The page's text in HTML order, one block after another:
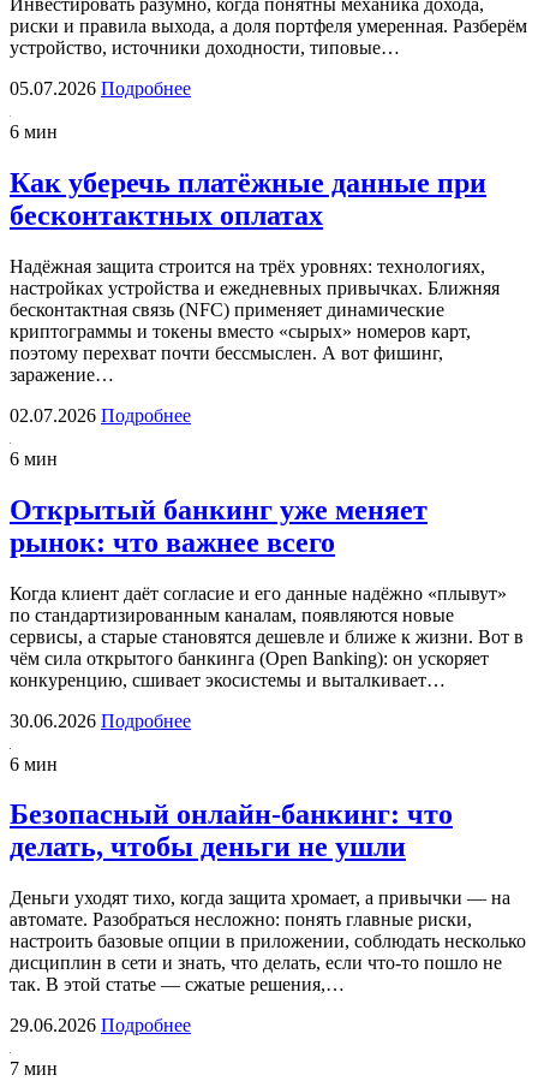
риски и правила выхода, а доля портфеля умеренная. Разберём
устройство, источники доходности, типовые…
05.07.2026 Подробнее
6 мин
Как уберечь платёжные данные при
бесконтактных оплатах
Надёжная защита строится на трёх уровнях: технологиях,
настройках устройства и ежедневных привычках. Ближняя
бесконтактная связь (NFC) применяет динамические
криптограммы и токены вместо «сырых» номеров карт,
поэтому перехват почти бессмыслен. А вот фишинг,
заражение…
02.07.2026 Подробнее
6 мин
Открытый банкинг уже меняет
рынок: что важнее всего
Когда клиент даёт согласие и его данные надёжно «плывут»
по стандартизированным каналам, появляются новые
сервисы, а старые становятся дешевле и ближе к жизни. Вот в
чём сила открытого банкинга (Open Banking): он ускоряет
конкуренцию, сшивает экосистемы и выталкивает…
30.06.2026 Подробнее
6 мин
Безопасный онлайн-банкинг: что
делать, чтобы деньги не ушли
Деньги уходят тихо, когда защита хромает, а привычки — на
автомате. Разобраться несложно: понять главные риски,
настроить базовые опции в приложении, соблюдать несколько
дисциплин в сети и знать, что делать, если что-то пошло не
так. В этой статье — сжатые решения,…
29.06.2026 Подробнее
7 мин